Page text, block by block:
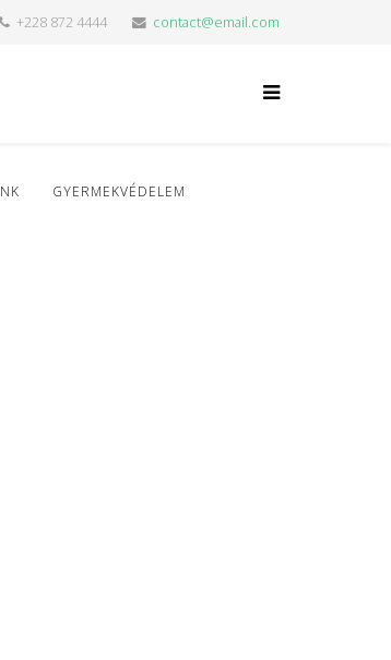
+228 872 4444 contact@email.com
GYERMEKVÉDELEM